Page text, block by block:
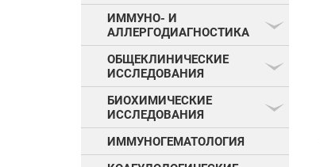
ИММУНО- И
АЛЛЕРГОДИАГНОСТИКА
ОБЩЕКЛИНИЧЕСКИЕ
ИССЛЕДОВАНИЯ
БИОХИМИЧЕСКИЕ
ИССЛЕДОВАНИЯ
ИММУНОГЕМАТОЛОГИЯ